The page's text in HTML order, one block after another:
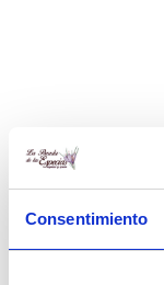
Consentimiento